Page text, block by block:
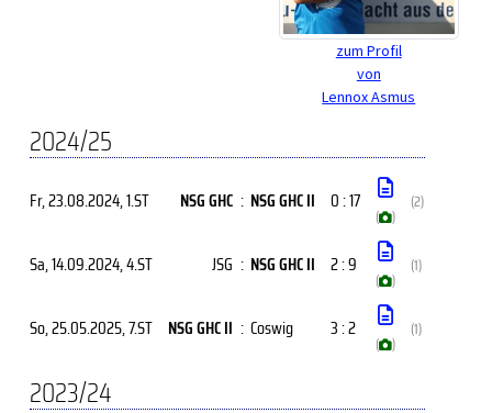
zum Profil
von
Lennox Asmus
2024/25
Fr, 23.08.2024, 1.ST NSG GHC : NSG GHC II 0 : 17
( )
(2)
Sa, 14.09.2024, 4.ST JSG : NSG GHC II 2 : 9
( )
(1)
So, 25.05.2025, 7.ST NSG GHC II : Coswig 3 : 2
( )
(1)
2023/24